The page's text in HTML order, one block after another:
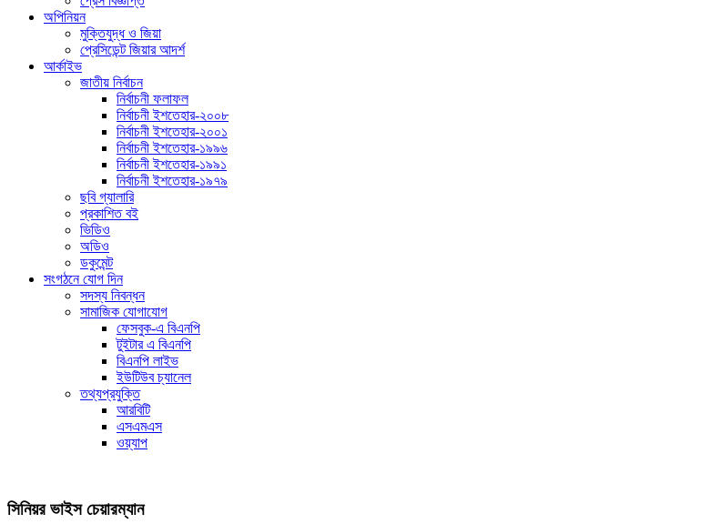
অপিনিয়ন
মুক্তিযুদ্ধ ও জিয়া
প্রেসিডেন্ট জিয়ার আদর্শ
আর্কাইভ
জাতীয় নির্বাচন
নির্বাচনী ফলাফল
নির্বাচনী ইশতেহার-২০০৮
নির্বাচনী ইশতেহার-২০০১
নির্বাচনী ইশতেহার-১৯৯৬
নির্বাচনী ইশতেহার-১৯৯১
নির্বাচনী ইশতেহার-১৯৭৯
ছবি গ্যালারি
প্রকাশিত বই
ভিডিও
অডিও
ডকুমেন্ট
সংগঠনে যোগ দিন
সদস্য নিবন্ধন
সামাজিক যোগাযোগ
ফেসবুক-এ বিএনপি
টুইটার এ বিএনপি
বিএনপি লাইভ
ইউটিউব চ্যানেল
তথ্যপ্রযুক্তি
আরবিটি
এসএমএস
ওয়্যাপ
সিনিয়রভাইস চেয়ারম্যান